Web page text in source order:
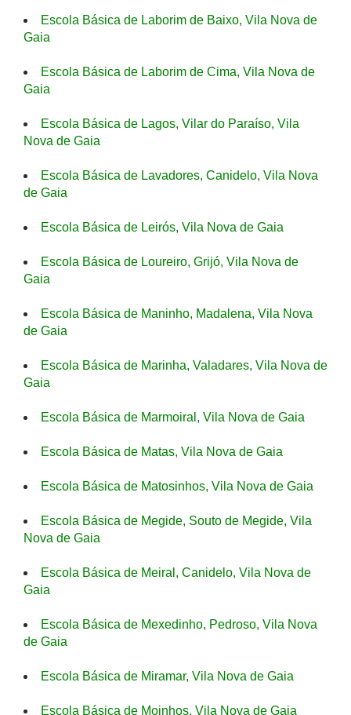
Escola Básica de Laborim de Baixo, Vila Nova de
Gaia
Escola Básica de Laborim de Cima, Vila Nova de
Gaia
Escola Básica de Lagos, Vilar do Paraíso, Vila
Nova de Gaia
Escola Básica de Lavadores, Canidelo, Vila Nova
de Gaia
Escola Básica de Leirós, Vila Nova de Gaia
Escola Básica de Loureiro, Grijó, Vila Nova de
Gaia
Escola Básica de Maninho, Madalena, Vila Nova
de Gaia
Escola Básica de Marinha, Valadares, Vila Nova de
Gaia
Escola Básica de Marmoiral, Vila Nova de Gaia
Escola Básica de Matas, Vila Nova de Gaia
Escola Básica de Matosinhos, Vila Nova de Gaia
Escola Básica de Megide, Souto de Megide, Vila
Nova de Gaia
Escola Básica de Meiral, Canidelo, Vila Nova de
Gaia
Escola Básica de Mexedinho, Pedroso, Vila Nova
de Gaia
Escola Básica de Miramar, Vila Nova de Gaia
Escola Básica de Moinhos, Vila Nova de Gaia